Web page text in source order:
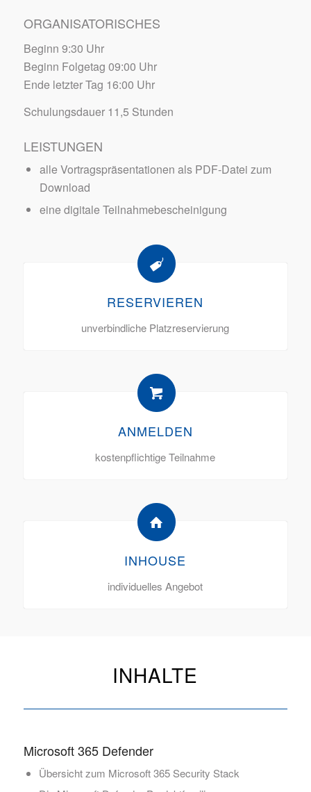
ORGANISATORISCHES
Beginn 9:30 Uhr
Beginn Folgetag 09:00 Uhr
Ende letzter Tag 16:00 Uhr
Schulungsdauer 11,5 Stunden
LEISTUNGEN
alle Vortragspräsentationen als PDF-Datei zum
Download
eine digitale Teilnahmebescheinigung
RESERVIEREN
unverbindliche Platzreservierung
ANMELDEN
kostenpflichtige Teilnahme
INHOUSE
individuelles Angebot
INHALTE
Microsoft 365 Defender
Übersicht zum Microsoft 365 Security Stack